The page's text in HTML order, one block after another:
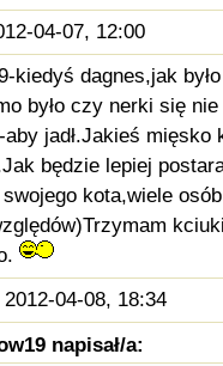
04-07, 12:00
kiedyś dagnes,jak
było czy nerki się
jadł.Jakieś
będzie lepiej
kota,wiele
04-08, 18:34
napisał/a: